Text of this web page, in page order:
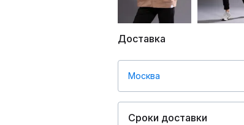
Доставка
Москва
Сроки доставки